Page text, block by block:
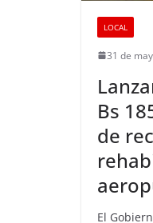
LOCAL
31 de
Bs
de
El